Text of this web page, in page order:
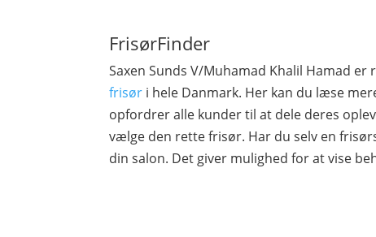
FrisørFinder
Saxen Sunds V/Muhamad Khalil Hamad
frisør i hele Danmark. Her kan du læse
opfordrer alle kunder til at dele deres
vælge den rette frisør. Har du selv en
din salon. Det giver mulighed for at vise